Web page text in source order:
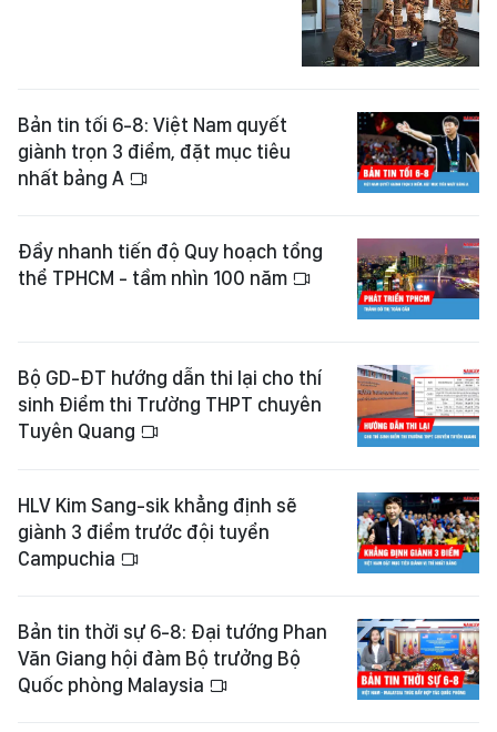
Bản tin tối 6-8: Việt Nam quyết
giành trọn 3 điểm, đặt mục tiêu
nhất bảng A
Đẩy nhanh tiến độ Quy hoạch tổng
thể TPHCM - tầm nhìn 100 năm
Bộ GD-ĐT hướng dẫn thi lại cho thí
sinh Điểm thi Trường THPT chuyên
Tuyên Quang
HLV Kim Sang-sik khẳng định sẽ
giành 3 điểm trước đội tuyển
Campuchia
Bản tin thời sự 6-8: Đại tướng Phan
Văn Giang hội đàm Bộ trưởng Bộ
Quốc phòng Malaysia